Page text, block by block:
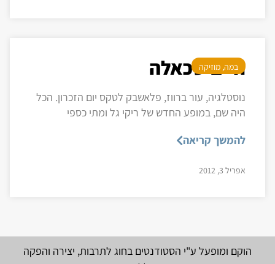
במה, מוזיקה
חיים שכאלה
נוסטלגיה, עור ברווז, פלאשבק לטקס יום הזכרון. הכל
היה שם, במופע החדש של ריקי גל ומתי כספי
להמשך קריאה
אפריל 3, 2012
הוקם ומופעל ע"י הסטודנטים בחוג לתרבות, יצירה והפקה